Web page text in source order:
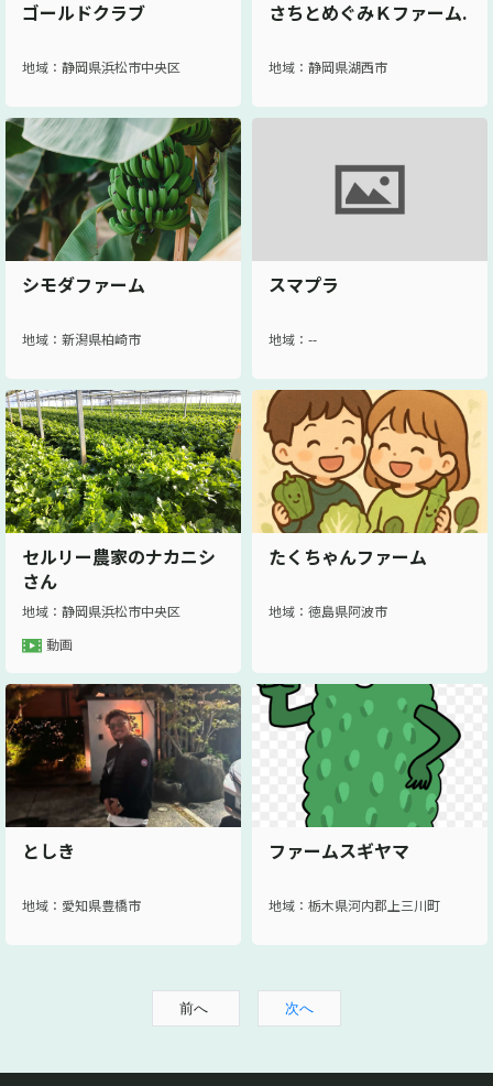
ゴールドクラブ
地域：静岡県浜松市中央区
さちとめぐみＫファーム.
地域：静岡県湖西市
シモダファーム
地域：新潟県柏崎市
スマプラ
地域：--
セルリー農家のナカニシ
さん
地域：静岡県浜松市中央区
動画
たくちゃんファーム
地域：徳島県阿波市
としき
地域：愛知県豊橋市
ファームスギヤマ
地域：栃木県河内郡上三川町
前へ 次へ